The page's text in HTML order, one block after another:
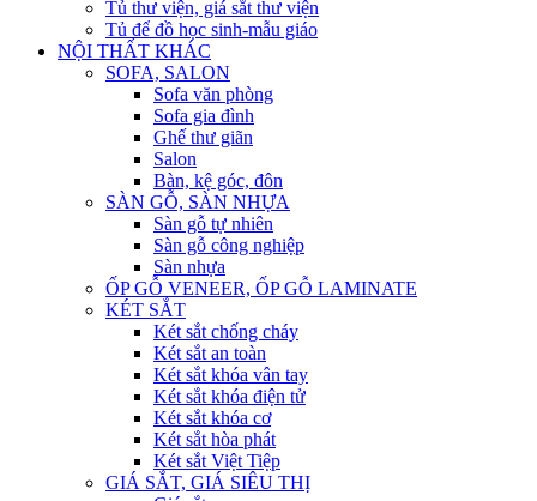
Tủ thư viện, giá sắt thư viện
Tủ để đồ học sinh-mẫu giáo
NỘI THẤT KHÁC
SOFA, SALON
Sofa văn phòng
Sofa gia đình
Ghế thư giãn
Salon
Bàn, kệ góc, đôn
SÀN GỖ, SÀN NHỰA
Sàn gỗ tự nhiên
Sàn gỗ công nghiệp
Sàn nhựa
ỐP GỖ VENEER, ỐP GỖ LAMINATE
KÉT SẮT
Két sắt chống cháy
Két sắt an toàn
Két sắt khóa vân tay
Két sắt khóa điện tử
Két sắt khóa cơ
Két sắt hòa phát
Két sắt Việt Tiệp
GIÁ SẮT, GIÁ SIÊU THỊ